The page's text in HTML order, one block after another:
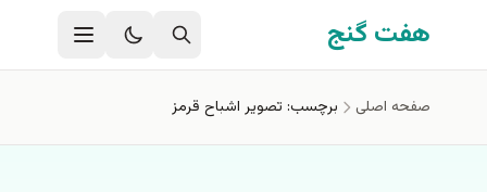
رفتن به محتوای اصلی
هفت گنج
صفحه اصلی برچسب: تصوير اشباح قرمز